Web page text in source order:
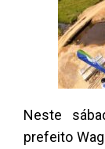
Neste
prefeito